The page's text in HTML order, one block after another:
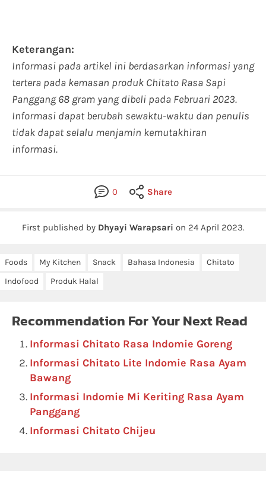
Keterangan:
Informasi pada artikel ini berdasarkan informasi yang
tertera pada kemasan produk Chitato Rasa Sapi
Panggang 68 gram yang dibeli pada Februari 2023.
Informasi dapat berubah sewaktu-waktu dan penulis
tidak dapat selalu menjamin kemutakhiran
informasi.
0 Share
First published by Dhyayi Warapsari on 24 April 2023.
Foods My Kitchen Snack Bahasa Indonesia
Chitato
Indofood
Produk Halal
Recommendation For Your Next Read
Informasi Chitato Rasa Indomie Goreng
Informasi Chitato Lite Indomie Rasa Ayam
Bawang
Informasi Indomie Mi Keriting Rasa Ayam
Panggang
Informasi Chitato Chijeu